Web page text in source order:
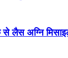
अग्नि